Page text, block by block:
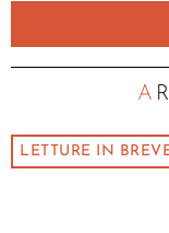
LETTURE IN